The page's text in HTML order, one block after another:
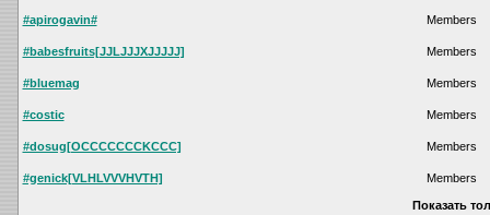
#apirogavin# Members
#babesfruits[JJLJJJXJJJJJ] Members
#bluemag Members
#costic Members
#dosug[OCCCCCCCKCCC] Members
#genick[VLHLVVVHVTH] Members
Показать